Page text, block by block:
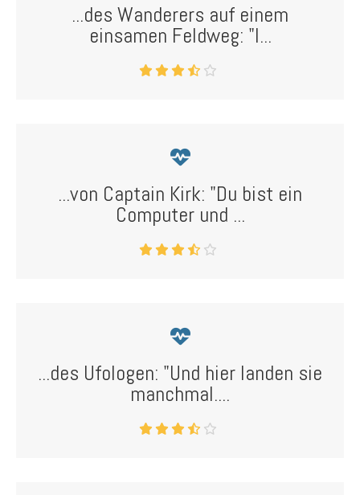
...des Wanderers auf einem
einsamen Feldweg: "I...
...von Captain Kirk: "Du bist ein
Computer und ...
...des Ufologen: "Und hier landen sie
manchmal....